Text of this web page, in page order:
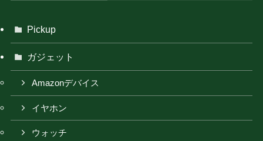
Pickup
ガジェット
Amazonデバイス
イヤホン
ウォッチ